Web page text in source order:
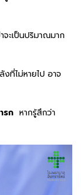
จะเป็นปริมาณมาก
งที่ไม่หายไป อาจ
รก หากรู้สึกว่า